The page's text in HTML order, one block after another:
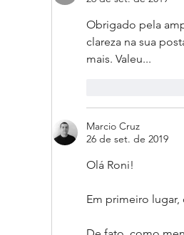
Obrigado pela
clareza na sua
mais. Valeu...
Marcio Cruz
26 de set. de 2019
Olá Roni!
Em primeiro